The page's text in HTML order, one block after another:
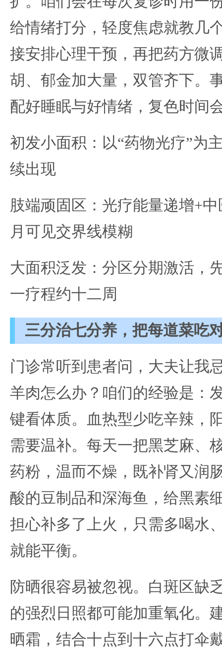
给情绪打分，轻度焦虑就教几
接安排心理干预，再把药方微
胡、郁金加大量，双管齐下。
配好睡眠与好情绪，复色时间
初发小面积：以“药物光疗”为
续出现
肢端顽固区：光疗能量递增+
月可见交界线模糊
大面积泛发：分区分期激活，
一疗程约十二周
三分治七分养，把每道菜吃
门诊常听到患者问，大夫让我
羊肉怎么办？咱们的经验是：
键看体质。血热型少吃辛辣，
需要温补。每天一把黑芝麻、
药粉，温而不燥，既补肾又润
酸的豆制品和深海鱼，给黑素
担心补多了上火，只需多喝水
就能平衡。
防晒很容易被忽视。白斑区缺
的强烈日照都可能加重氧化。
晒霜，结合十点到十六点打伞